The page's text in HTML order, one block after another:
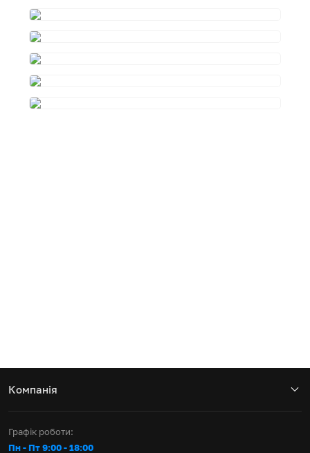
Компанія
Графік роботи:
Пн - Пт 9:00 - 18:00